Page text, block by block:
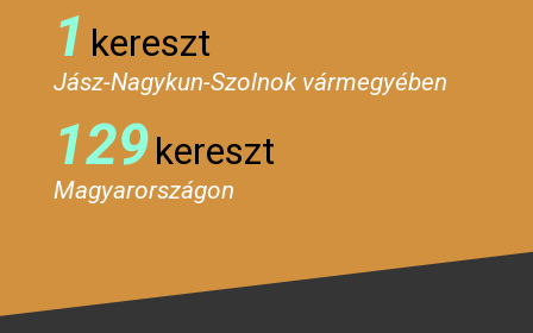
1 kereszt
Jász-Nagykun-Szolnok vármegyében
129kereszt
Magyarországon